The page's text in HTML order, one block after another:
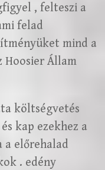
, felteszi a
felad
mind a
Hoosier Állam
költségvetés
kap ezekhez a
a előrehalad
. edény